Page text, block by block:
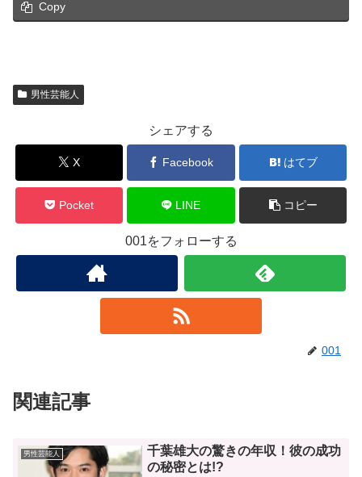
Copy
男性芸能人
シェアする
X Facebook はてブ
Pocket LINE コピー
001をフォローする
001
関連記事
男性芸能人
千葉雄大の驚きの年収！彼の成功
の秘密とは!?